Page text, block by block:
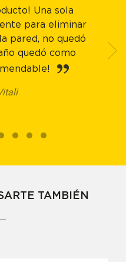
Una sola
para eliminar
pared, no quedó
quedó como
TAMBIÉN